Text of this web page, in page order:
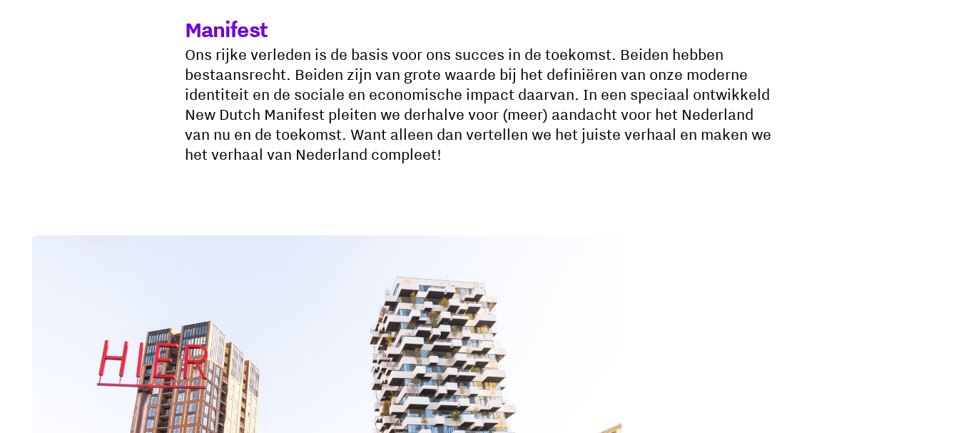
Manifest
Ons rijke verleden is de basis voor ons succes in de toekomst. Beiden hebben
bestaansrecht. Beiden zijn van grote waarde bij het definiëren van onze moderne
identiteit en de sociale en economische impact daarvan. In een speciaal ontwikkeld
New Dutch Manifest pleiten we derhalve voor (meer) aandacht voor het Nederland
van nu en de toekomst. Want alleen dan vertellen we het juiste verhaal en maken we
het verhaal van Nederland compleet!